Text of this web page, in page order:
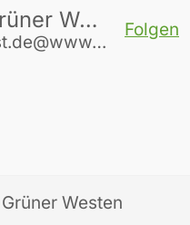
Dresdens Grüner Westen
@dresden-west.de@www.dresden-west.de
Folgen
Westen